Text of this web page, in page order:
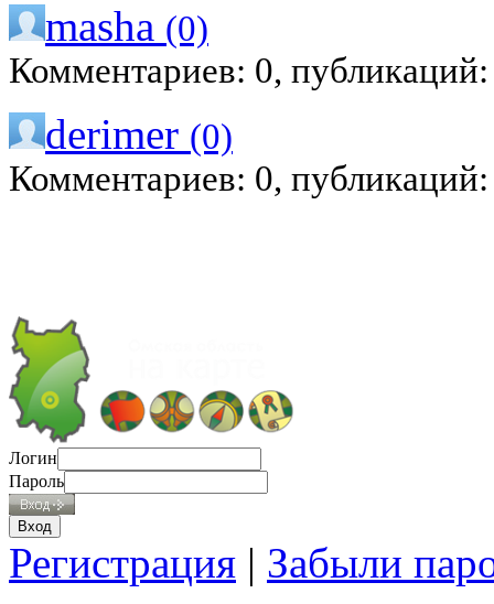
masha (0)
Комментариев: 0,
derimer (0)
Комментариев: 0,
Логин
Пароль
Регистрация | Забыли